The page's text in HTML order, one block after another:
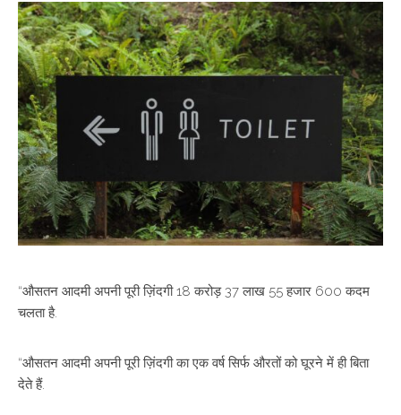
“औसतन आदमी अपनी पूरी ज़िंदगी 18 करोड़ 37 लाख 55 हजार 600 कदम
चलता है.
“औसतन आदमी अपनी पूरी ज़िंदगी का एक वर्ष सिर्फ औरतों को घूरने में ही बिता
देते हैं.